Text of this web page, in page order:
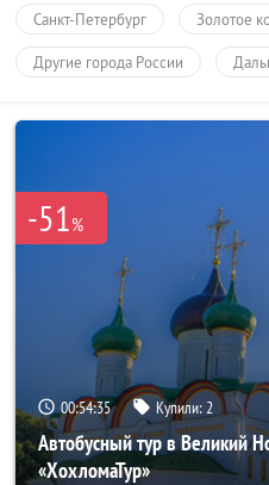
Санкт-Петербург Золотое
Другие города России
-51%
00:54:33 Купили: 2
Автобусный тур в Великий
«ХохломаТур»